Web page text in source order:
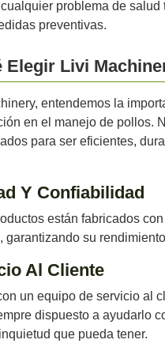
problema de salud
preventivas.
Elegir Livi
entendemos la
en el manejo de pollos.
para ser eficientes,
Y Confiabilidad
están fabricados
garantizando su
Al Cliente
un equipo de servicio al
dispuesto a ayudarlo
que pueda tener.